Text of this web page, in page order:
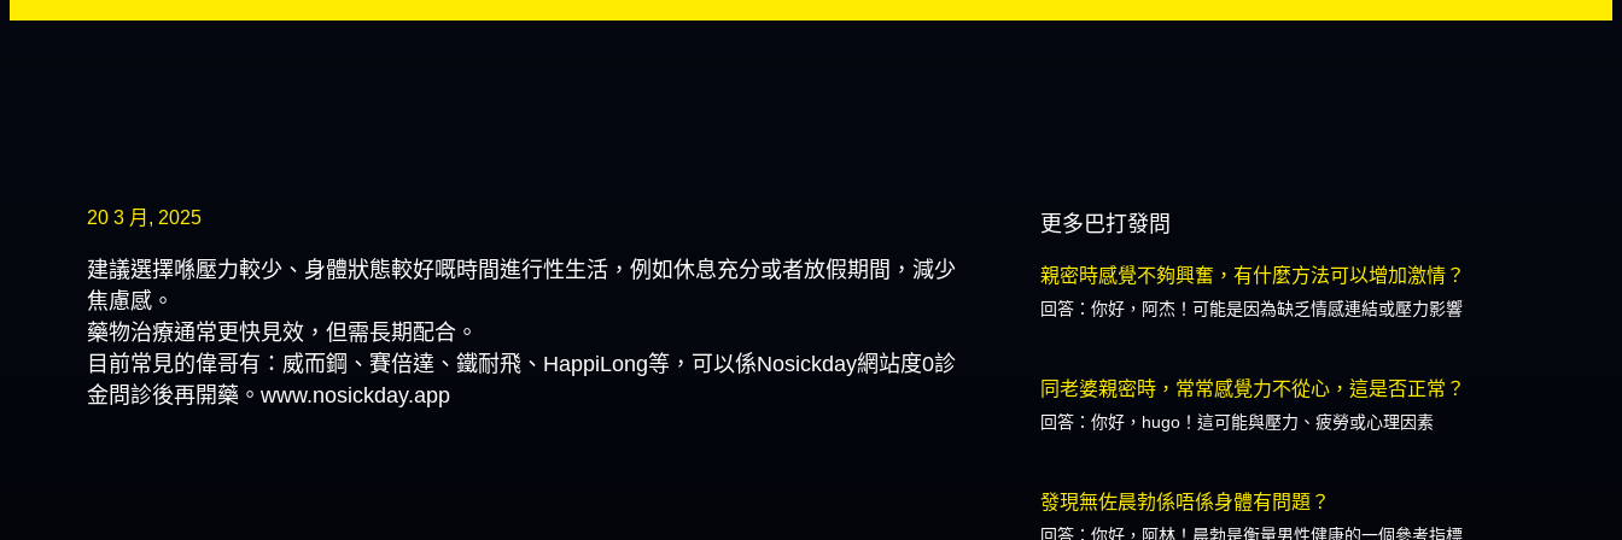
20 3 月, 2025
建議選擇喺壓力較少、身體狀態較好嘅時間進行性生活，例如休息充分或者放假期間，減少
焦慮感。
藥物治療通常更快見效，但需長期配合。
目前常見的偉哥有：威而鋼、賽倍達、鐵耐飛、HappiLong等，可以係Nosickday網站度0診
金問診後再開藥。www.nosickday.app
更多巴打發問
親密時感覺不夠興奮，有什麼方法可以增加激情？
回答：你好，阿杰！可能是因為缺乏情感連結或壓力影響
同老婆親密時，常常感覺力不從心，這是否正常？
回答：你好，hugo！這可能與壓力、疲勞或心理因素
發現無佐晨勃係唔係身體有問題？
回答：你好，阿林！晨勃是衡量男性健康的一個參考指標